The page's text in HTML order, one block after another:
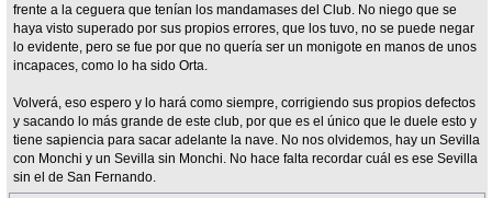
frente a la ceguera que tenían los mandamases del Club. No niego que se
haya visto superado por sus propios errores, que los tuvo, no se puede negar
lo evidente, pero se fue por que no quería ser un monigote en manos de unos
incapaces, como lo ha sido Orta.
Volverá, eso espero y lo hará como siempre, corrigiendo sus propios defectos
y sacando lo más grande de este club, por que es el único que le duele esto y
tiene sapiencia para sacar adelante la nave. No nos olvidemos, hay un Sevilla
con Monchi y un Sevilla sin Monchi. No hace falta recordar cuál es ese Sevilla
sin el de San Fernando.